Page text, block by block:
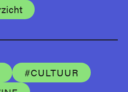
#CULTUUR